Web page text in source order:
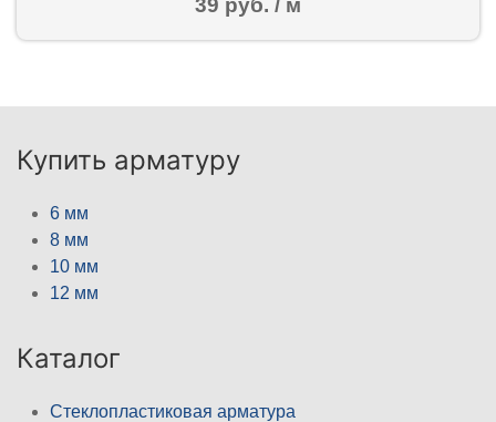
Купить арматуру
6 мм
8 мм
10 мм
12 мм
Каталог
Стеклопластиковая арматура